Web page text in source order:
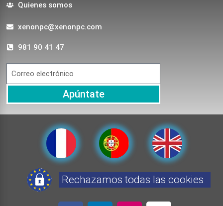
Quienes somos
xenonpc@xenonpc.com
981 90 41 47
Apúntate
Rechazamos todas las cookies